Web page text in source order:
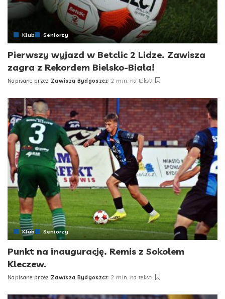
Klub Seniorzy
Pierwszy wyjazd w Betclic 2 Lidze. Zawisza
zagra z Rekordem Bielsko-Biała!
Posted
Napisane przez Zawisza Bydgoszcz 2 min. na tekst
Klub Seniorzy
Punkt na inaugurację. Remis z Sokołem
Kleczew.
Posted
Napisane przez Zawisza Bydgoszcz 2 min. na tekst